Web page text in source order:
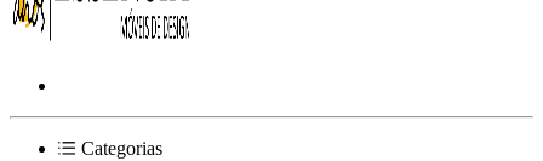
Categorias